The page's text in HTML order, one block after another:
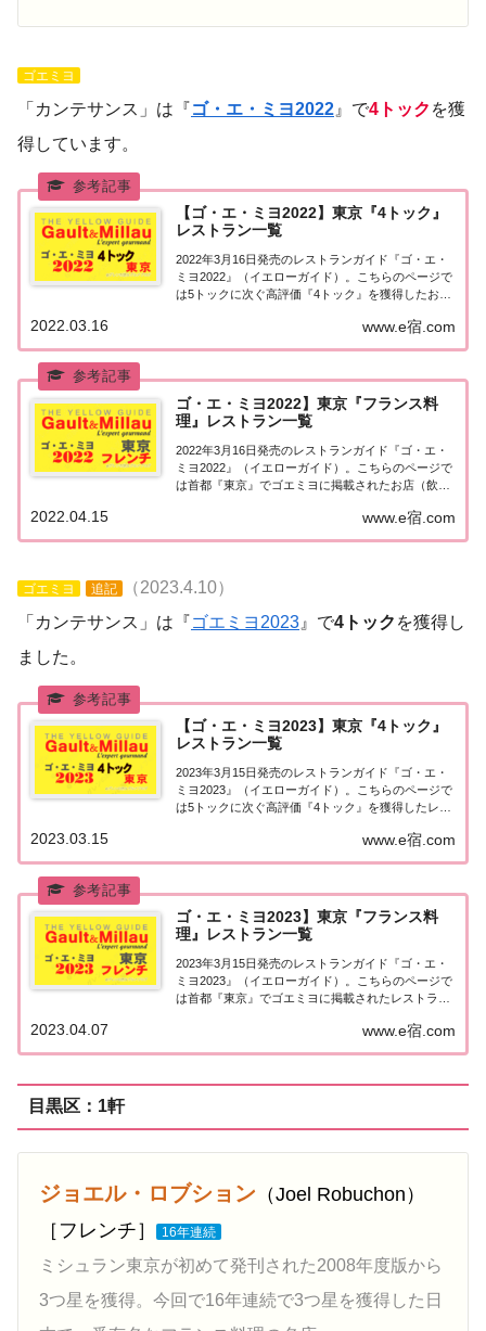
ゴエミヨ
「カンテサンス」は『ゴ・エ・ミヨ2022 』で4トック を獲
得しています。
【ゴ・エ・ミヨ2022】東京『4トック』
レストラン一覧
2022年3月16日発売のレストランガイド『ゴ・エ・
ミヨ2022』（イエローガイド）。こちらのページで
は5トックに次ぐ高評価『4トック』を獲得したお店
ついて一覧にまとめました。ゴエミヨ2022『4トッ
ク』東京関東「東京エリア」で「ゴ・...
www.e宿.com
2022.03.16
ゴ・エ・ミヨ2022】東京『フランス料
理』レストラン一覧
2022年3月16日発売のレストランガイド『ゴ・エ・
ミヨ2022』（イエローガイド）。こちらのページで
は首都『東京』でゴエミヨに掲載されたお店（飲食
チ）」のお店を一覧にまとめました。ゴエミヨ
2022『東京』フレンチ関東「東京エリア」で「...
www.e宿.com
2022.04.15
ゴエミヨ 追記
（2023.4.10）
「カンテサンス」は『ゴエミヨ2023』で4トック を獲得し
ました。
【ゴ・エ・ミヨ2023】東京『4トック』
レストラン一覧
2023年3月15日発売のレストランガイド『ゴ・エ・
ミヨ2023』（イエローガイド）。こちらのページで
は5トックに次ぐ高評価『4トック』を獲得したレス
めました。ゴエミヨ2023『4トック』東京関東「東
京エリア」で「ゴ・エ・ミヨ2023...
www.e宿.com
2023.03.15
ゴ・エ・ミヨ2023】東京『フランス料
理』レストラン一覧
2023年3月15日発売のレストランガイド『ゴ・エ・
ミヨ2023』（イエローガイド）。こちらのページで
は首都『東京』でゴエミヨに掲載されたレストラン
にまとめました。ゴエミヨ2023『東京』フレンチ関
東「東京エリア」で「ゴ・エ・ミヨ20...
www.e宿.com
2023.04.07
目黒区：1軒
ジョエル・ロブション （Joel Robuchon）
［フレンチ］
16年連続
ミシュラン東京が初めて発刊された2008年度版から
3つ星を獲得。今回で16年連続で3つ星を獲得した日